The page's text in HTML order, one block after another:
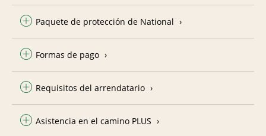
Paquete de protección de National
Formas de pago
Requisitos del arrendatario
Asistencia en el camino PLUS